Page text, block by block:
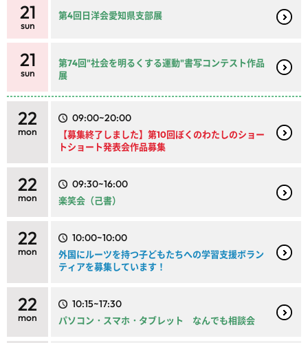
21
sun
第4回日洋会愛知県支部展
21
sun
第74回"社会を明るくする運動"書写コンテスト作品
展
22
mon
09:00~20:00
【募集終了しました】第10回ぼくのわたしのショー
トショート発表会作品募集
22
mon
09:30~16:00
楽笑会（己書）
22
mon
10:00~10:00
外国にルーツを持つ子どもたちへの学習支援ボラン
ティアを募集しています！
22
mon
10:15~17:30
パソコン・スマホ・タブレット なんでも相談会